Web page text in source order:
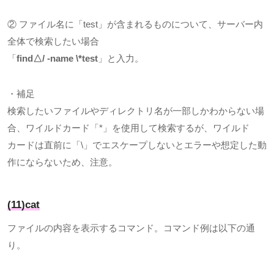
② ファイル名に「 test 」が含まれるものについて、サーバー内
全体で検索したい場合
「 find△/ -name \*test 」と入力。
・補足
検索したいファイルやディレクトリ名が一部しかわからない場
合、ワイルドカード「 * 」を使用して検索するが、ワイルド
カードは直前に「 \ 」でエスケープしないとエラーや想定した動
作にならないため、注意。
(11)cat
ファイルの内容を表示するコマンド。コマンド例は以下の通
り。